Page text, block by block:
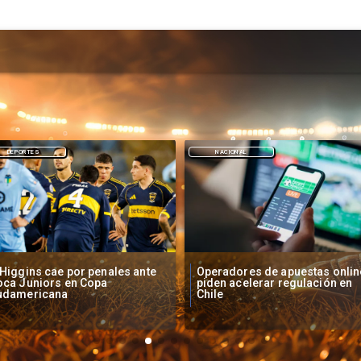
de apuestas online
acelerar regulación en
NACIONAL
Fallece Lucy López Cruz,
primera medallista chilena en
Juegos Panamericanos
DEPORTES